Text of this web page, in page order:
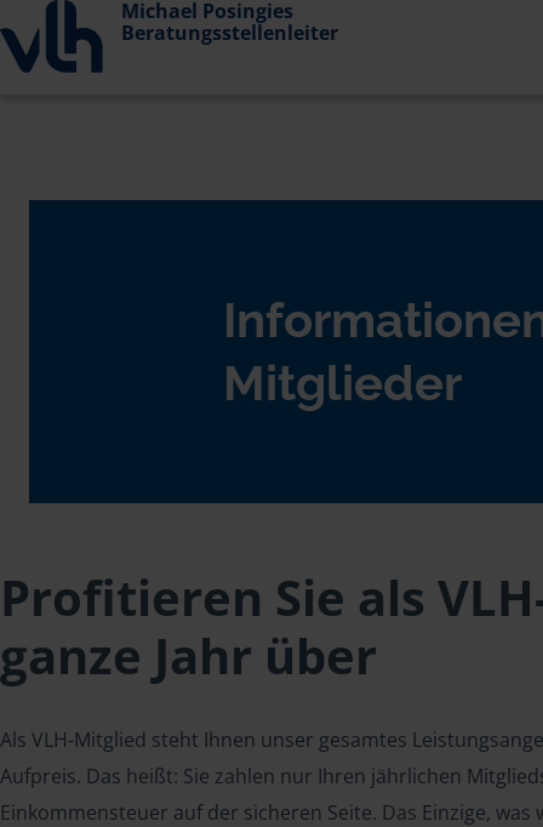
Michael Posingies
Beratungsstellenleiter
Mitglieder
Profitieren Sie als
ganze Jahr über
Als VLH-Mitglied steht Ihnen unser gesamtes
Aufpreis. Das heißt: Sie zahlen nur Ihren jährlichen
Einkommensteuer auf der sicheren Seite. Das Einzige,